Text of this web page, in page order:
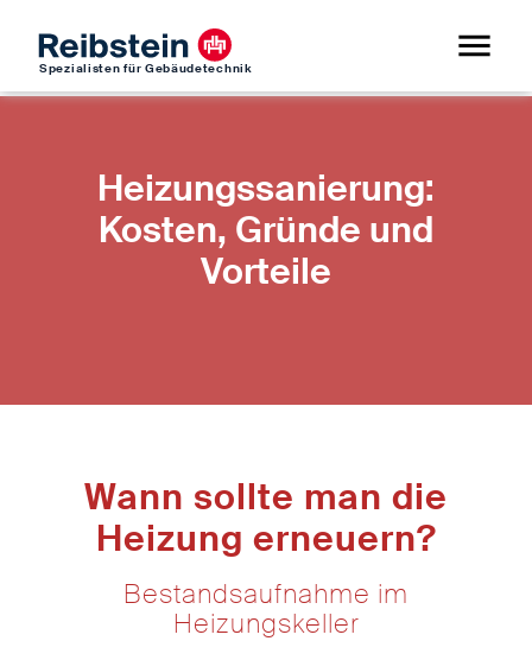
Spezialisten für Gebäudetechnik
Heizungssanierung:
Kosten, Gründe und
Vorteile
Wann sollte man die
Heizung erneuern?
Bestandsaufnahme im
Heizungskeller